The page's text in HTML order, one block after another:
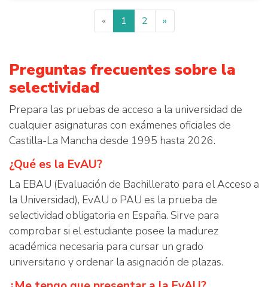
« 1 2 »
Preguntas frecuentes sobre la
selectividad
Prepara las pruebas de acceso a la universidad de
cualquier asignaturas con exámenes oficiales de
Castilla-La Mancha desde 1995 hasta 2026.
¿Qué es la EvAU?
La EBAU (Evaluación de Bachillerato para el Acceso a
la Universidad), EvAU o PAU es la prueba de
selectividad obligatoria en España. Sirve para
comprobar si el estudiante posee la madurez
académica necesaria para cursar un grado
universitario y ordenar la asignación de plazas.